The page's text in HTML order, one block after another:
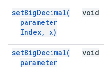
setBigDecimal(
parameter
Index, x)
void
setBigDecimal(
parameter
void